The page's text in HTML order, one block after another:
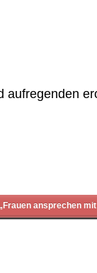
aufregenden
ansprechen